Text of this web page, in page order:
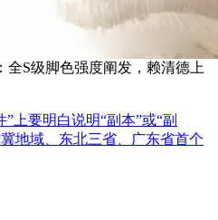
全S级脚色强度阐发，赖清德上
”上要明白说明“副本”或“副
地域、东北三省、广东省首个